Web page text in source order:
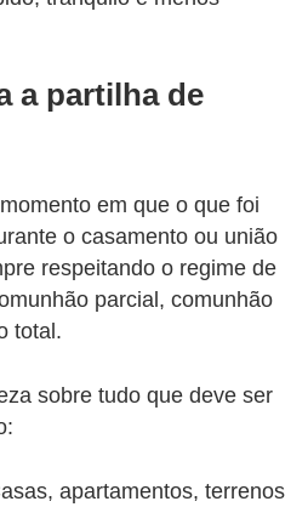
a partilha de
em que o que foi
o casamento ou união
respeitando o regime de
parcial, comunhão
total.
sobre tudo que deve ser
apartamentos, terrenos